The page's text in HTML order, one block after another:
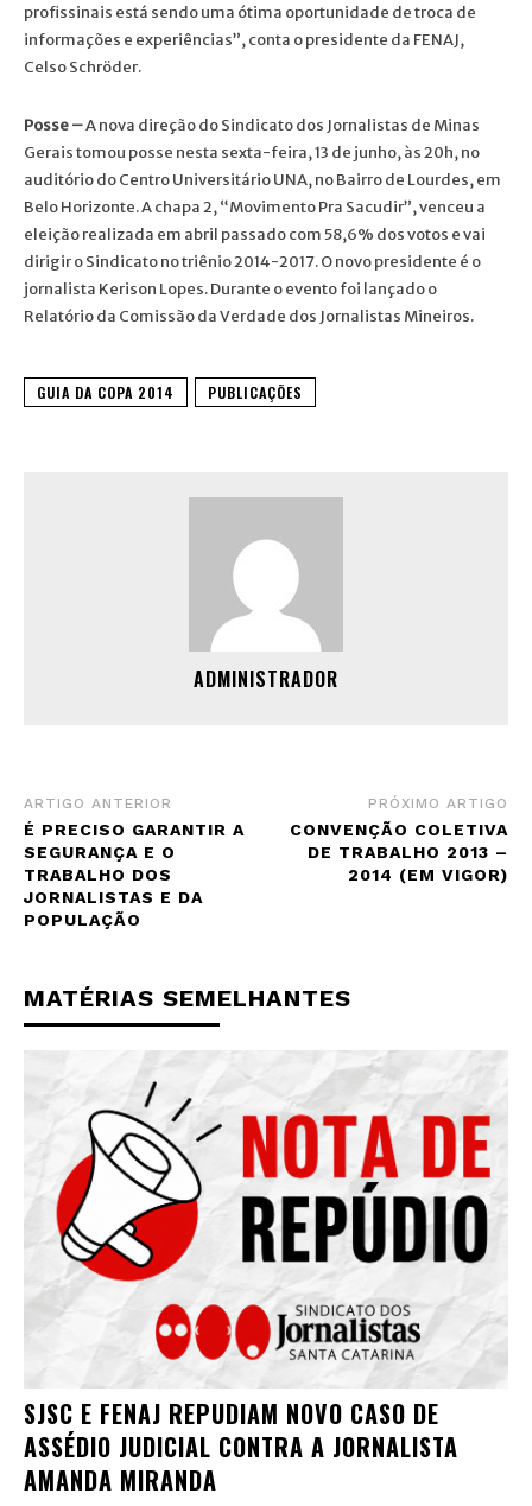
profissinais está sendo uma ótima oportunidade de troca de
informações e experiências”, conta o presidente da FENAJ,
Celso Schröder.
Posse –A nova direção do Sindicato dos Jornalistas de Minas
Gerais tomou posse nesta sexta-feira, 13 de junho, às 20h, no
auditório do Centro Universitário UNA, no Bairro de Lourdes, em
Belo Horizonte. A chapa 2, “Movimento Pra Sacudir”, venceu a
eleição realizada em abril passado com 58,6% dos votos e vai
dirigir o Sindicato no triênio 2014-2017. O novo presidente é o
jornalista Kerison Lopes. Durante o evento foi lançado o
Relatório da Comissão da Verdade dos Jornalistas Mineiros.
GUIA DA COPA 2014 PUBLICAÇÕES
ADMINISTRADOR
ARTIGO ANTERIOR
É PRECISO GARANTIR A
SEGURANÇA E O
TRABALHO DOS
JORNALISTAS E DA
POPULAÇÃO
PRÓXIMO ARTIGO
CONVENÇÃO COLETIVA
DE TRABALHO 2013 –
2014 (EM VIGOR)
MATÉRIAS SEMELHANTES
SJSC E FENAJ REPUDIAM NOVO CASO DE
ASSÉDIO JUDICIAL CONTRA A JORNALISTA
AMANDA MIRANDA